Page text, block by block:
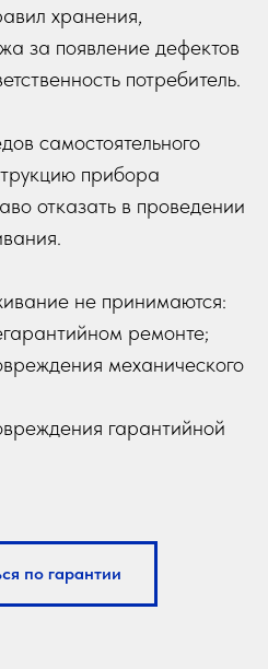
хранения,
за появление дефектов
потребитель.
самостоятельного
прибора
отказать в проведении
не принимаются:
ремонте;
механического
гарантийной
по гарантии